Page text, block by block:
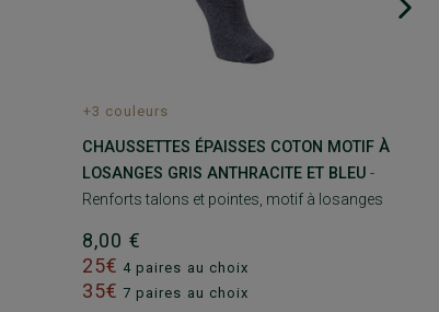
+3 couleurs
CHAUSSETTES ÉPAISSES COTON MOTIF À
LOSANGES GRIS ANTHRACITE ET BLEU -
Renforts talons et pointes, motif à losanges
8,00 €
25€ 4 paires au choix
35€ 7 paires au choix